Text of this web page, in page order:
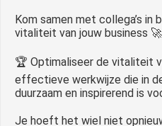
Kom samen met collega’s in
vitaliteit van jouw business 🚀
🏆 Optimaliseer de vitaliteit
effectieve werkwijze die in
duurzaam en inspirerend is
Je hoeft het wiel niet